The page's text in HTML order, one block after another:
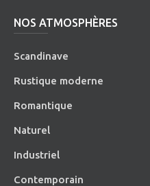
NOS ATMOSPHÈRES
Scandinave
Rustique moderne
Romantique
Naturel
Industriel
Contemporain